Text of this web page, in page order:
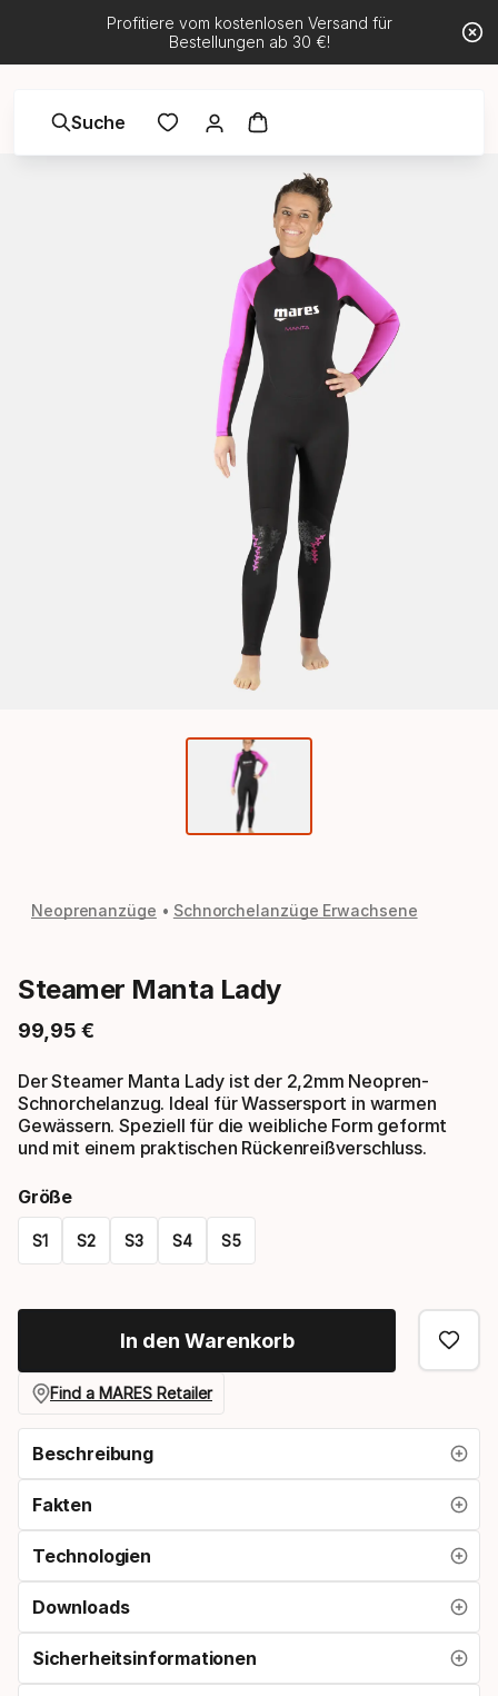
Profitiere vom kostenlosen Versand für
Bestellungen ab 30 €!
Suche
Neoprenanzüge Schnorchelanzüge Erwachsene
Steamer Manta Lady
99 95 €
Endpreis
Der Steamer Manta Lady ist der 2,2mm Neopren-
Schnorchelanzug. Ideal für Wassersport in warmen
Gewässern. Speziell für die weibliche Form geformt
und mit einem praktischen Rückenreißverschluss.
Größe
S1 S2 S3 S4 S5
select
größe
In den Warenkorb
Find a MARES Retailer
Beschreibung
Fakten
Technologien
Downloads
Sicherheitsinformationen